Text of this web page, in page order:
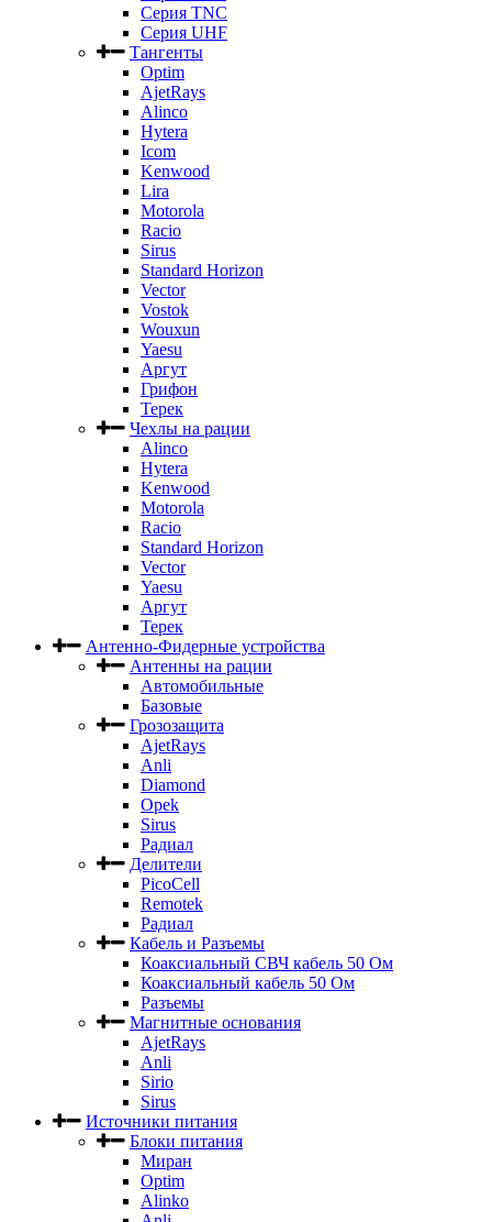
Серия TNC
Серия UHF
Тангенты
Optim
AjetRays
Alinco
Hytera
Icom
Kenwood
Lira
Motorola
Racio
Sirus
Standard Horizon
Vector
Vostok
Wouxun
Yaesu
Аргут
Грифон
Терек
Чехлы на рации
Alinco
Hytera
Kenwood
Motorola
Racio
Standard Horizon
Vector
Yaesu
Аргут
Терек
Антенно-Фидерные устройства
Антенны на рации
Автомобильные
Базовые
Грозозащита
AjetRays
Anli
Diamond
Opek
Sirus
Радиал
Делители
PicoCell
Remotek
Радиал
Кабель и Разъемы
Коаксиальный СВЧ кабель 50 Ом
Коаксиальный кабель 50 Ом
Разъемы
Магнитные основания
AjetRays
Anli
Sirio
Sirus
Источники питания
Блоки питания
Миран
Optim
Alinko